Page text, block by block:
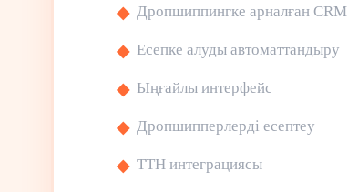
Дропшиппингке арналған CRM
Есепке алуды автоматтандыру
Ыңғайлы интерфейс
Дропшипперлерді есептеу
ТТН интеграциясы